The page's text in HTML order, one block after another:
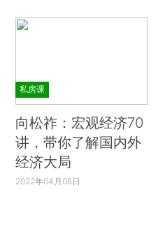
私房课
向松祚：宏观经济70
讲，带你了解国内外
经济大局
2022年04月06日